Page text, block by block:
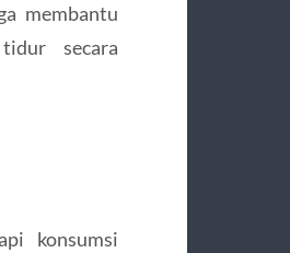
membantu
secara
konsumsi